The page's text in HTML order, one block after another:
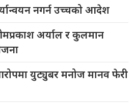
नगर्न उच्चको आदेश
अर्याल र कुलमान
युट्युबर मनोज मानव फेरी